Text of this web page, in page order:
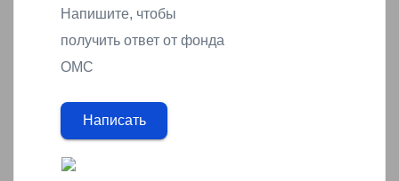
Напишите, чтобы
получить ответ от фонда
ОМС
Написать